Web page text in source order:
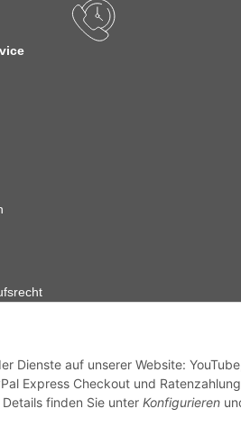
Dienste auf unserer Website:
Express Checkout und
finden Sie unter Konfigurieren
der Artikel können beispielhaft sein